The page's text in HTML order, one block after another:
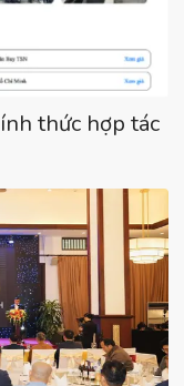
thức hợp tác